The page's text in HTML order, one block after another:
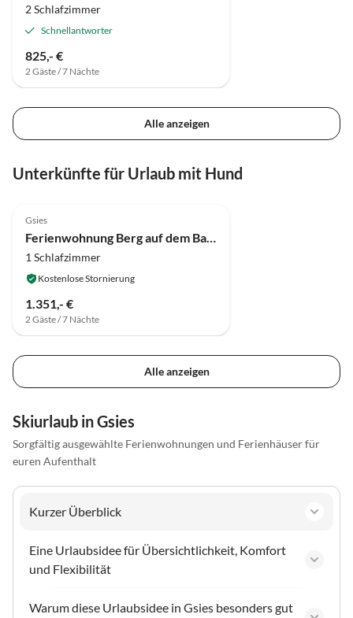
2 Schlafzimmer
Schnellantworter
825,- €
2 Gäste / 7 Nächte
Alle anzeigen
Unterkünfte für Urlaub mit Hund
Gsies
Ferienwohnung Berg auf dem Bauernhof
1 Schlafzimmer
Kostenlose Stornierung
1.351,- €
2 Gäste / 7 Nächte
Alle anzeigen
Skiurlaub in Gsies
Sorgfältig ausgewählte Ferienwohnungen und Ferienhäuser für
euren Aufenthalt
Kurzer Überblick
Eine Urlaubsidee für Übersichtlichkeit, Komfort
und Flexibilität
Warum diese Urlaubsidee in Gsies besonders gut